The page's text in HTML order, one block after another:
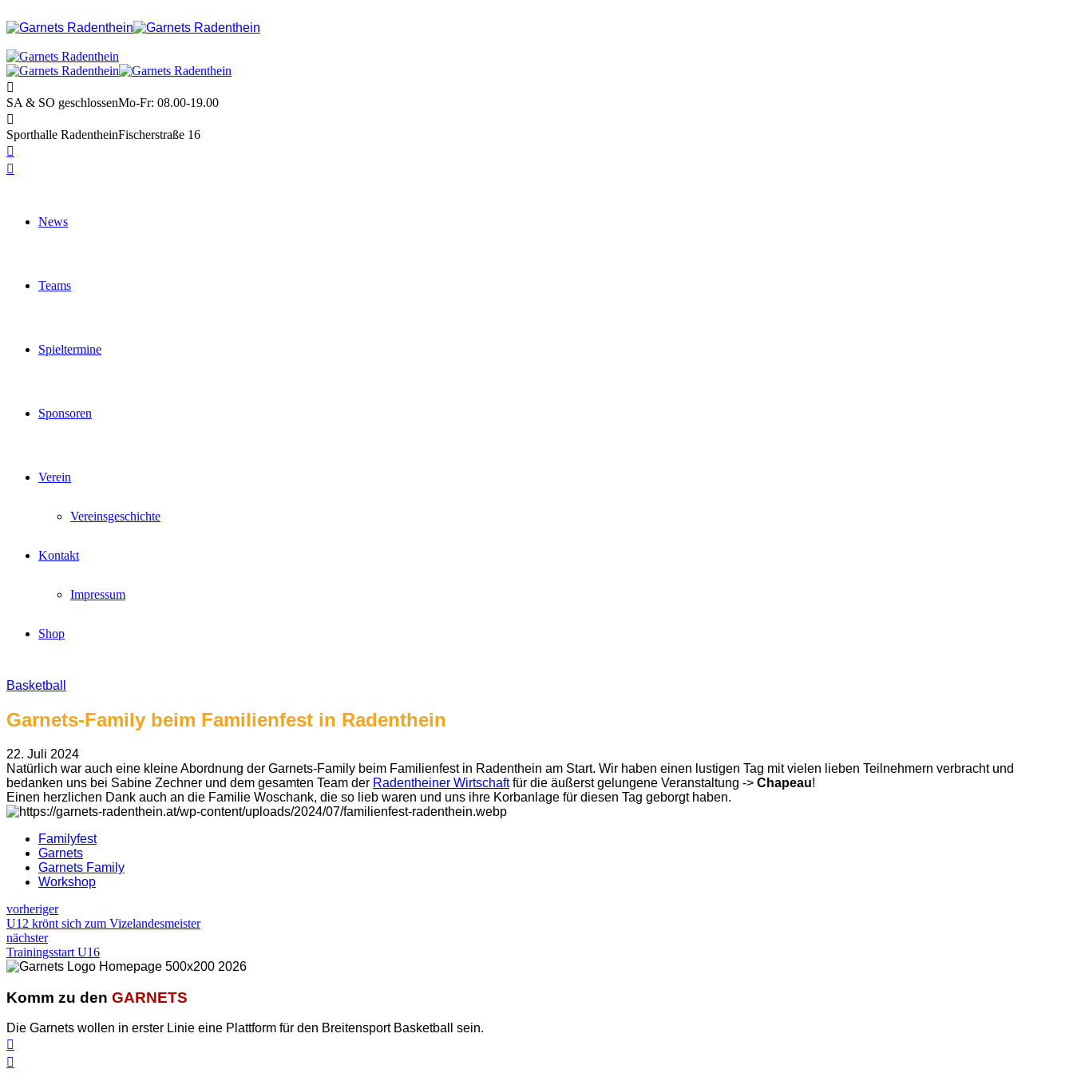
SA & SO geschlossenMo-Fr: 08.00-19.00
Sporthalle RadentheinFischerstraße 16
News
Teams
Spieltermine
Sponsoren
Verein
Vereinsgeschichte
Kontakt
Impressum
Shop
Basketball
Garnets-Family beim Familienfest in Radenthein
22. Juli 2024
Natürlich war auch eine kleine Abordnung der Garnets-Family beim Familienfest in Radenthein am Start. Wir haben einen lustigen Tag mit vielen lieben Teilnehmern verbracht und
bedanken uns bei Sabine Zechner und dem gesamten Team der Radentheiner Wirtschaftfür die äußerst gelungene Veranstaltung -> Chapeau!
Einen herzlichen Dank auch an die Familie Woschank, die so lieb waren und uns ihre Korbanlage für diesen Tag geborgt haben.
Familyfest
Garnets
Garnets Family
Workshop
vorheriger
U12 krönt sich zum Vizelandesmeister
nächster
Trainingsstart U16
Komm zu den GARNETS
Die Garnets wollen in erster Linie eine Plattform für den Breitensport Basketball sein.